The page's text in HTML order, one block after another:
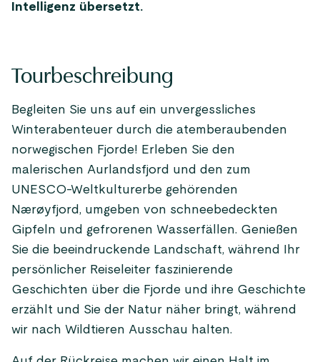
Intelligenz übersetzt.
Tourbeschreibung
Begleiten Sie uns auf ein unvergessliches
Winterabenteuer durch die atemberaubenden
norwegischen Fjorde! Erleben Sie den
malerischen Aurlandsfjord und den zum
UNESCO-Weltkulturerbe gehörenden
Nærøyfjord, umgeben von schneebedeckten
Gipfeln und gefrorenen Wasserfällen. Genießen
Sie die beeindruckende Landschaft, während Ihr
persönlicher Reiseleiter faszinierende
Geschichten über die Fjorde und ihre Geschichte
erzählt und Sie der Natur näher bringt, während
wir nach Wildtieren Ausschau halten.